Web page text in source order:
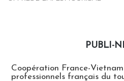
PUBLI-
Coopération France-
professionnels français du